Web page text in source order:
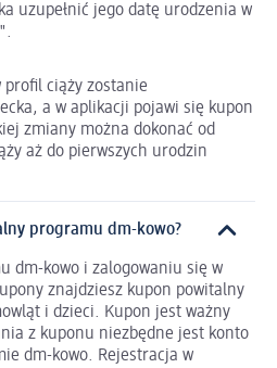
uzupełnić jego datę urodzenia w
profil ciąży zostanie
a w aplikacji pojawi się kupon
zmiany można dokonać od
aż do pierwszych urodzin
programu dm-kowo?
dm-kowo i zalogowaniu się w
znajdziesz kupon powitalny
i dzieci. Kupon jest ważny
z kuponu niezbędne jest konto
dm-kowo. Rejestracja w